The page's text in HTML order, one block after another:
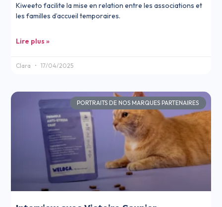
Kiweeto facilite la mise en relation entre les associations et
les familles d’accueil temporaires.
Lire plus »
Clara 17/04/2025
PORTRAITS DE NOS MARQUES PARTENAIRES